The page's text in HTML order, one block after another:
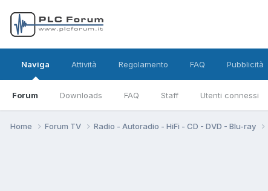
Naviga
Forum Downloads FAQ Staff Utenti connessi
Attività Regolamento FAQ Pubblicità
Home Forum TV Radio - Autoradio - HiFi - CD - DVD - Blu-ray